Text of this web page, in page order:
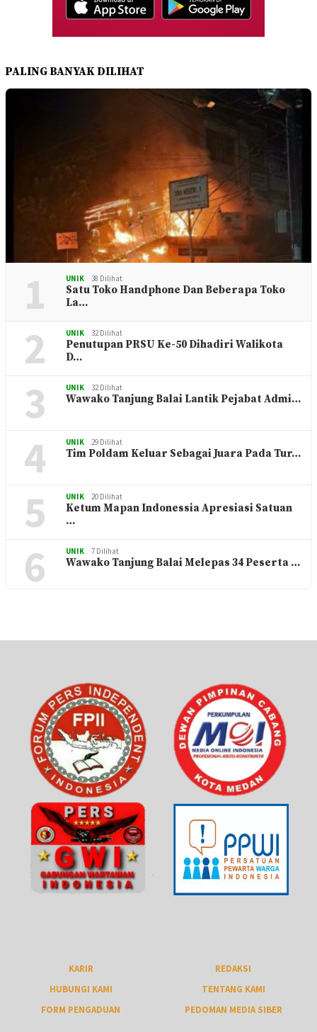
PALING BANYAK DILIHAT
1 UNIK 38 Dilihat
Satu Toko Handphone Dan Beberapa Toko
La…
2 UNIK 32 Dilihat
Penutupan PRSU Ke-50 Dihadiri Walikota
D…
3 UNIK 32 Dilihat
Wawako Tanjung Balai Lantik Pejabat Admi…
4 UNIK 29 Dilihat
Tim Poldam Keluar Sebagai Juara Pada Tur…
5 UNIK 20 Dilihat
Ketum Mapan Indonessia Apresiasi Satuan
…
6 UNIK 7 Dilihat
Wawako Tanjung Balai Melepas 34 Peserta …
KARIR
REDAKSI
HUBUNGI KAMI
TENTANG KAMI
FORM PENGADUAN
PEDOMAN MEDIA SIBER